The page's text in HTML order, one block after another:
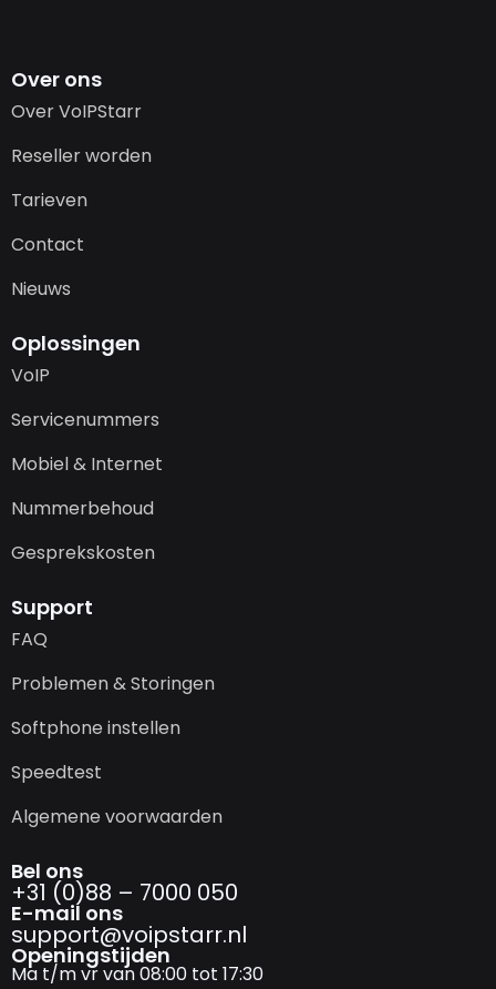
Over ons
Over VoIPStarr
Reseller worden
Tarieven
Contact
Nieuws
Oplossingen
VoIP
Servicenummers
Mobiel & Internet
Nummerbehoud
Gesprekskosten
Support
FAQ
Problemen & Storingen
Softphone instellen
Speedtest
Algemene voorwaarden
Bel ons
+31 (0)88 – 7000 050
E-mail ons
support@­voipstarr.nl
Openingstijden
Ma t/m vr van 08:00 tot 17:30